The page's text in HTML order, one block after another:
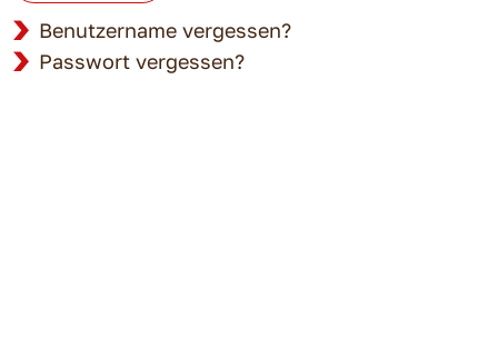
Benutzername vergessen?
Passwort vergessen?